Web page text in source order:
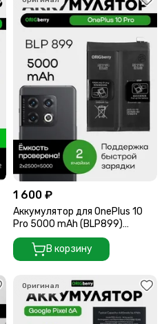
1 600 ₽
Аккумулятор для OnePlus 10
Pro 5000 mAh (BLP899)
ORIGberry
В корзину